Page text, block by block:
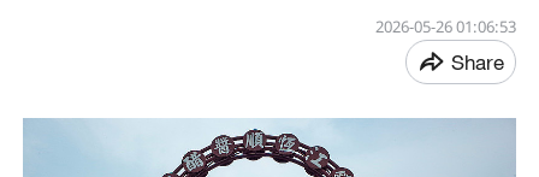
01:06:53 2026-05-26
Share